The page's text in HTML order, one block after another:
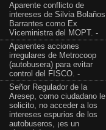
Aparente conflicto de
intereses de Silvia Bolaños
Barrantes como Ex
Viceministra del MOPT. -
Aparentes acciones
irregulares de Metrocoop
(autobusera) para evitar
control del FISCO. -
Señor Regulador de la
Aresep, como ciudadano le
solicito, no acceder a los
intereses espurios de los
autobuseros, ¡es un